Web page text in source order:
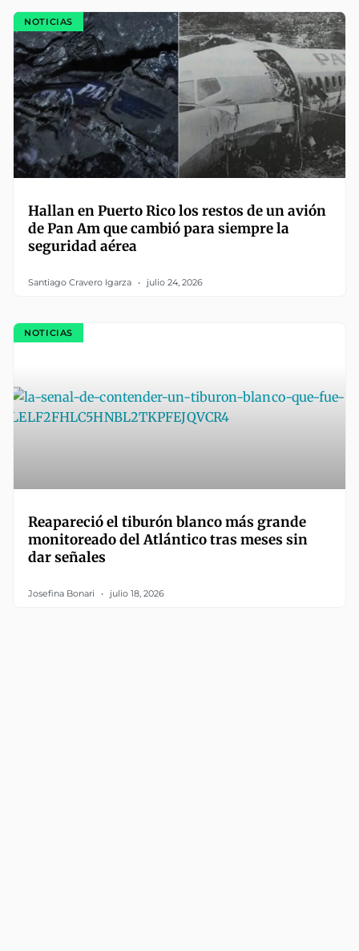
NOTICIAS
Hallan en Puerto Rico los restos de un avión
de Pan Am que cambió para siempre la
seguridad aérea
Santiago Cravero Igarza julio 24, 2026
NOTICIAS
Reapareció el tiburón blanco más grande
monitoreado del Atlántico tras meses sin
dar señales
Josefina Bonari julio 18, 2026